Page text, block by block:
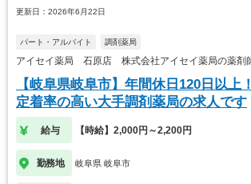
更新日：2026年6月22日
パート・アルバイト 調剤薬局
アイセイ薬局 石原店 株式会社アイセイ薬局の薬剤
【岐阜県岐阜市】年間休日120日以上
定着率の高い大手調剤薬局の求人です
給与 【時給】2,000円～2,200円
勤務地 岐阜県 岐阜市